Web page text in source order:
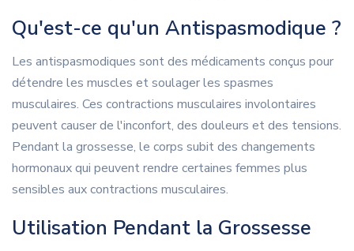
Qu'est-ce qu'un Antispasmodique ?
Les antispasmodiques sont des médicaments conçus pour
détendre les muscles et soulager les spasmes
musculaires. Ces contractions musculaires involontaires
peuvent causer de l'inconfort, des douleurs et des tensions.
Pendant la grossesse, le corps subit des changements
hormonaux qui peuvent rendre certaines femmes plus
sensibles aux contractions musculaires.
Utilisation Pendant la Grossesse